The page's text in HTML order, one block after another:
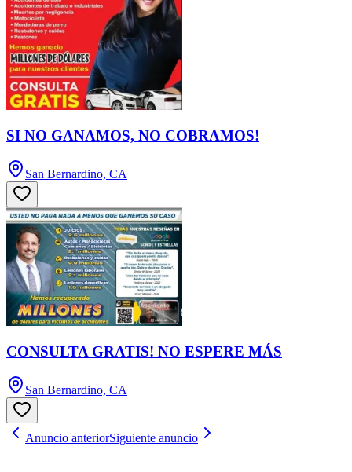
SI NO GANAMOS, NO COBRAMOS!
San Bernardino, CA
CONSULTA GRATIS! NO ESPERE MÁS
San Bernardino, CA
Anuncio anteriorSiguiente anuncio